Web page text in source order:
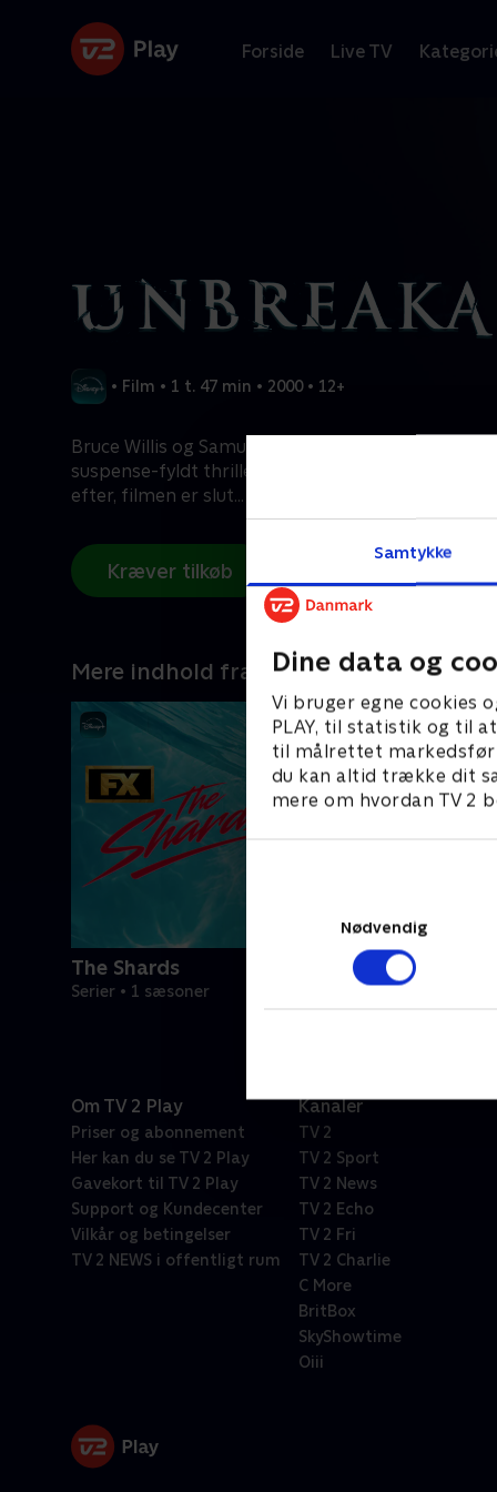
Samtykke
Dine data og
Vi bruger egne cookies
PLAY, til statistik og til
til målrettet
du kan altid trække dit
mere om hvordan TV 2
Nødvendig
Forside Live TV
• Film • 1 t. 47 min • 2000 • 12+
Bruce Willis og Samuel L. Jackson medvirker i en
suspense-fyldt thriller, som bliver siddende i
efter, filmen er slut...
Kræver tilkøb
Mere indhold fra Disney+
The Shards
Serier • 1 sæsoner
Om TV 2 Play
Priser og abonnement
Her kan du se TV 2 Play
Gavekort til TV 2 Play
Support og Kundecenter
Vilkår og betingelser
TV 2 NEWS i offentligt rum
Kanaler
TV 2
TV 2 Sport
TV 2 News
TV 2 Echo
TV 2 Fri
TV 2 Charlie
C More
BritBox
SkyShowtime
Oiii